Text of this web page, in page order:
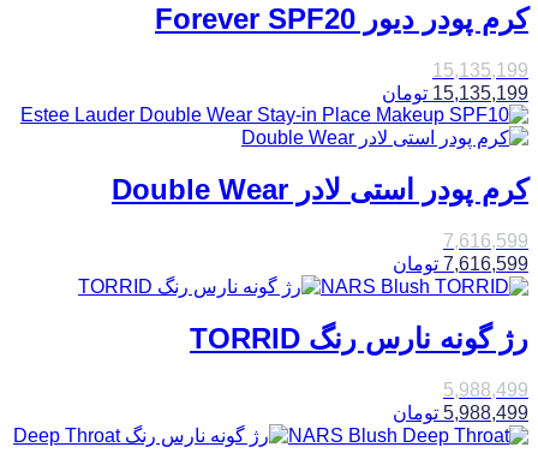
کرم پودر دیور Forever SPF20
15,135,199
15,135,199 تومان
کرم پودر استی لادر Double Wear
7,616,599
7,616,599 تومان
رژ گونه نارس رنگ TORRID
5,988,499
5,988,499 تومان